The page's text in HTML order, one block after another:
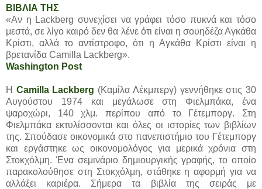
ΒΙΒΛΙΑ ΤΗΣ
«Αν η Lackberg συνεχίσει να γράφει τόσο πυκνά και τόσο
μεστά, σε λίγο καιρό δεν θα λένε ότι είναι η σουηδέζα Αγκάθα
Κρίστι, αλλά το αντίστροφο, ότι η Αγκάθα Κρίστι είναι η
βρετανίδα Camilla Lackberg».
Washington Post
Η Camilla Lackberg (Καμίλα Λέκμπεργ) γεννήθηκε στις 30
Αυγούστου 1974 και μεγάλωσε στη Φιελμπάκα, ένα
ψαροχώρι, 140 χλμ. περίπου από το Γέτεμποργ. Στη
Φιελμπάκα εκτυλίσσονται και όλες οι ιστορίες των βιβλίων
της. Σπούδασε οικονομικά στο πανεπιστήμιο του Γέτεμποργ
και εργάστηκε ως οικονομολόγος για μερικά χρόνια στη
Στοκχόλμη. Ένα σεμινάριο δημιουργικής γραφής, το οποίο
παρακολούθησε στη Στοκχόλμη, στάθηκε η αφορμή για να
αλλάξει καριέρα. Σήμερα τα βιβλία της σειράς με